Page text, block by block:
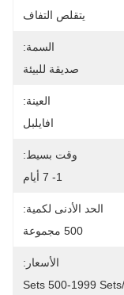
يتقلص التفاف
السمة:
صديقة للبيئة
العينة:
افايلبل
وقت بسيط:
1- 7 أيام
الحد الأدنى لكمية:
500 مجموعة
الأسعار: